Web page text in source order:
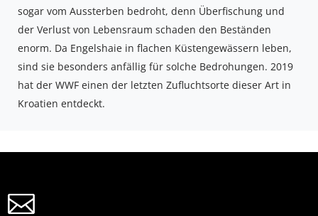
sogar vom Aussterben bedroht, denn Überfischung und
der Verlust von Lebensraum schaden den Beständen
enorm. Da Engelshaie in flachen Küstengewässern leben,
sind sie besonders anfällig für solche Bedrohungen. 2019
hat der WWF einen der letzten Zufluchtsorte dieser Art in
Kroatien entdeckt.
PANDAS LIEBEN COOKIES, WIR AUCH!
Cookies helfen unser Angebot nutzerfreundlich zu gestalten
& erlauben uns eine Analyse der Zugriffe auf die Website.
Infos dazu findest du in unserer Datenschutzerklärung.
UnterEinstellungen kannst du verwalten, welche Art von
Cookies gesetzt werden. Deine Auswahl kannst du über den
entsprechenden Link im Footer der Website jederzeit
widerrufen.